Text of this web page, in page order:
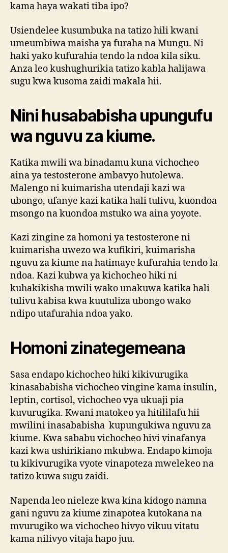
kama haya wakati tiba ipo?
Usiendelee kusumbuka na tatizo hili kwani
umeumbiwa maisha ya furaha na Mungu. Ni
haki yako kufurahia tendo la ndoa kila siku.
Anza leo kushughurikia tatizo kabla halijawa
sugu kwa kusoma zaidi makala hii.
Nini husababisha upungufu
wa nguvu za kiume.
Katika mwili wa binadamu kuna vichocheo
aina ya testosterone ambavyo hutolewa.
Malengo ni kuimarisha utendaji kazi wa
ubongo, ufanye kazi katika hali tulivu, kuondoa
msongo na kuondoa mstuko wa aina yoyote.
Kazi zingine za homoni ya testosterone ni
kuimarisha uwezo wa kufikiri, kuimarisha
nguvu za kiume na hatimaye kufurahia tendo la
ndoa. Kazi kubwa ya kichocheo hiki ni
kuhakikisha mwili wako unakuwa katika hali
tulivu kabisa kwa kuutuliza ubongo wako
ndipo utafurahia ndoa yako.
Homoni zinategemeana
Sasa endapo kichocheo hiki kikivurugika
kinasababisha vichocheo vingine kama insulin,
leptin, cortisol, vichocheo vya ukuaji pia
kuvurugika. Kwani matokeo ya hitililafu hii
mwilini inasababisha kupungukiwa nguvu za
kiume. Kwa sababu vichocheo hivi vinafanya
kazi kwa ushirikiano mkubwa. Endapo kimoja
tu kikivurugika vyote vinapoteza mwelekeo na
tatizo kuwa sugu zaidi.
Napenda leo nieleze kwa kina kidogo namna
gani nguvu za kiume zinapotea kutokana na
mvurugiko wa vichocheo hivyo vikuu vitatu
kama nilivyo vitaja hapo juu.